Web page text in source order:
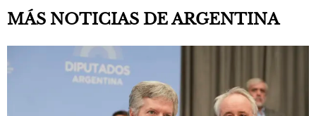
MÁS NOTICIAS DE ARGENTINA